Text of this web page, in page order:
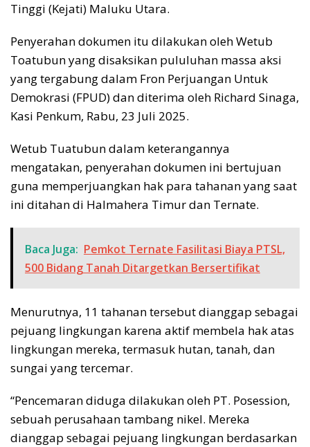
Tinggi (Kejati) Maluku Utara.
Penyerahan dokumen itu dilakukan oleh Wetub
Toatubun yang disaksikan pululuhan massa aksi
yang tergabung dalam Fron Perjuangan Untuk
Demokrasi (FPUD) dan diterima oleh Richard Sinaga,
Kasi Penkum, Rabu, 23 Juli 2025.
Wetub Tuatubun dalam keterangannya
mengatakan, penyerahan dokumen ini bertujuan
guna memperjuangkan hak para tahanan yang saat
ini ditahan di Halmahera Timur dan Ternate.
Baca Juga: Pemkot Ternate Fasilitasi Biaya PTSL,
500 Bidang Tanah Ditargetkan Bersertifikat
Menurutnya, 11 tahanan tersebut dianggap sebagai
pejuang lingkungan karena aktif membela hak atas
lingkungan mereka, termasuk hutan, tanah, dan
sungai yang tercemar.
“Pencemaran diduga dilakukan oleh PT. Posession,
sebuah perusahaan tambang nikel. Mereka
dianggap sebagai pejuang lingkungan berdasarkan